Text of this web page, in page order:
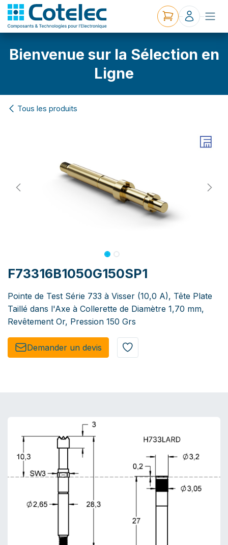
Bienvenue sur la Sélection en
Ligne
Tous les produits
F73316B1050G150SP1
Pointe de Test Série 733 à Visser (10,0 A), Tête Plate
Taillé dans l'Axe à Collerette de Diamètre 1,70 mm,
Revêtement Or, Pression 150 Grs
Demander un de​​vis​​